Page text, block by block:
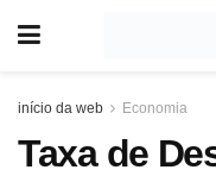
início da web Economia
Taxa de